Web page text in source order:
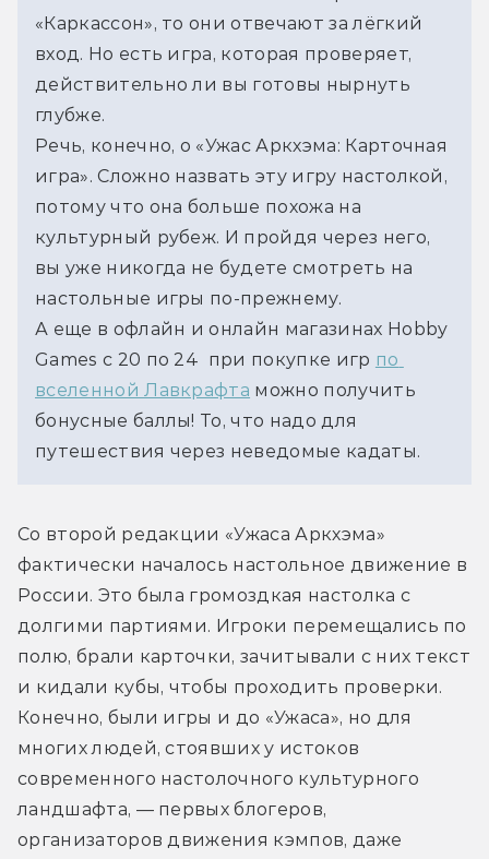
«Каркассон», то они отвечают за лёгкий
вход. Но есть игра, которая проверяет,
действительно ли вы готовы нырнуть
глубже.
Речь, конечно, о «Ужас Аркхэма: Карточная
игра». Сложно назвать эту игру настолкой,
потому что она больше похожа на
культурный рубеж. И пройдя через него,
вы уже никогда не будете смотреть на
настольные игры по-прежнему.
А еще в офлайн и онлайн магазинах Hobby
Games с 20 по 24  при покупке игр по
вселенной Лавкрафта можно получить
бонусные баллы! То, что надо для
путешествия через неведомые кадаты.
Со второй редакции «Ужаса Аркхэма»
фактически началось настольное движение в
России. Это была громоздкая настолка с
долгими партиями. Игроки перемещались по
полю, брали карточки, зачитывали с них текст
и кидали кубы, чтобы проходить проверки.
Конечно, были игры и до «Ужаса», но для
многих людей, стоявших у истоков
современного настолочного культурного
ландшафта, — первых блогеров,
организаторов движения кэмпов, даже